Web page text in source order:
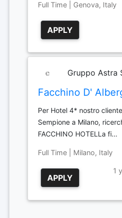
Full Time | Genova, Italy
APPLY
Gruppo Astra
Facchino D'
Per Hotel 4* nostro
Sempione a Milano,
FACCHINO HOTELLa fi…
Full Time | Milano, Italy
APPLY
1